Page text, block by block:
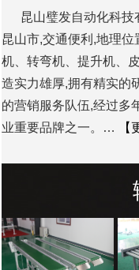
昆山璧发自动化科技
昆山市,交通便利,地理
机、转弯机、提升机、
造实力雄厚,拥有精实的
的营销服务队伍,经过多
业重要品牌之一。…
【